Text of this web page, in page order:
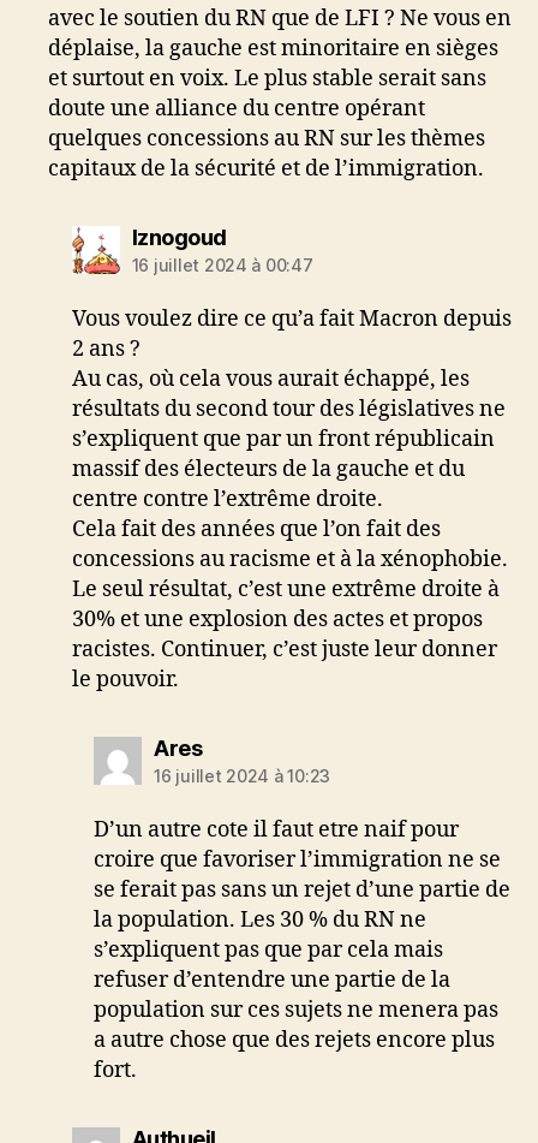
avec le soutien du RN que de LFI ? Ne vous en
déplaise, la gauche est minoritaire en sièges
et surtout en voix. Le plus stable serait sans
doute une alliance du centre opérant
quelques concessions au RN sur les thèmes
capitaux de la sécurité et de l’immigration.
Iznogouddit :
16 juillet 2024 à 00:47
Vous voulez dire ce qu’a fait Macron depuis
2 ans ?
Au cas, où cela vous aurait échappé, les
résultats du second tour des législatives ne
s’expliquent que par un front républicain
massif des électeurs de la gauche et du
centre contre l’extrême droite.
Cela fait des années que l’on fait des
concessions au racisme et à la xénophobie.
Le seul résultat, c’est une extrême droite à
30% et une explosion des actes et propos
racistes. Continuer, c’est juste leur donner
le pouvoir.
Aresdit :
16 juillet 2024 à 10:23
D’un autre cote il faut etre naif pour
croire que favoriser l’immigration ne se
se ferait pas sans un rejet d’une partie de
la population. Les 30 % du RN ne
s’expliquent pas que par cela mais
refuser d’entendre une partie de la
population sur ces sujets ne menera pas
a autre chose que des rejets encore plus
fort.
dit :